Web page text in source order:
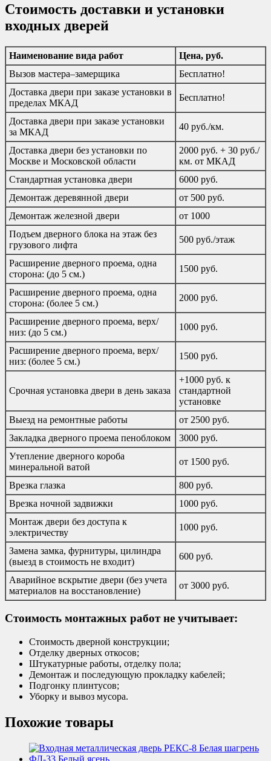
Стоимость доставки и установки
входных дверей
Наименование вида работ
Цена, руб.
Вызов мастера–замерщика
Бесплатно!
Доставка двери при заказе установки в
пределах МКАД
Бесплатно!
Доставка двери при заказе установки
за МКАД
40 руб./км.
Доставка двери без установки по
Москве и Московской области
2000 руб. + 30 руб./
км. от МКАД
Стандартная установка двери
6000 руб.
Демонтаж деревянной двери
от 500 руб.
Демонтаж железной двери
от 1000
Подъем дверного блока на этаж без
грузового лифта
500 руб./этаж
Расширение дверного проема, одна
сторона: (до 5 см.)
1500 руб.
Расширение дверного проема, одна
сторона: (более 5 см.)
2000 руб.
Расширение дверного проема, верх/
низ: (до 5 см.)
1000 руб.
Расширение дверного проема, верх/
низ: (более 5 см.)
1500 руб.
Срочная установка двери в день заказа
+1000 руб. к
стандартной
установке
Выезд на ремонтные работы
от 2500 руб.
Закладка дверного проема пеноблоком
3000 руб.
Утепление дверного короба
минеральной ватой
от 1500 руб.
Врезка глазка
800 руб.
Врезка ночной задвижки
1000 руб.
Монтаж двери без доступа к
электричеству
1000 руб.
Замена замка, фурнитуры, цилиндра
(выезд в стоимость не входит)
600 руб.
Аварийное вскрытие двери (без учета
материалов на восстановление)
от 3000 руб.
Стоимость монтажных работ не учитывает:
Стоимость дверной конструкции;
Отделку дверных откосов;
Штукатурные работы, отделку пола;
Демонтаж и последующую прокладку кабелей;
Подгонку плинтусов;
Уборку и вывоз мусора.
Похожие товары